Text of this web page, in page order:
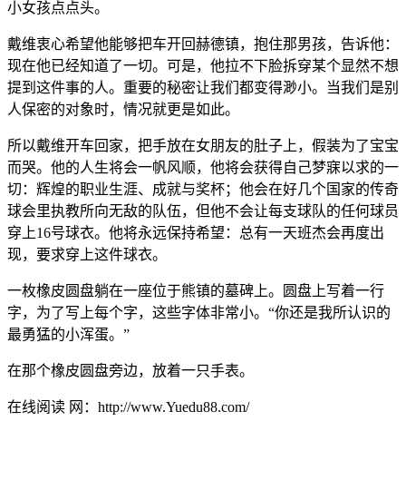
小女孩点点头。
戴维衷心希望他能够把车开回赫德镇，抱住那男孩，告诉他：
现在他已经知道了一切。可是，他拉不下脸拆穿某个显然不想
提到这件事的人。重要的秘密让我们都变得渺小。当我们是别
人保密的对象时，情况就更是如此。
所以戴维开车回家，把手放在女朋友的肚子上，假装为了宝宝
而哭。他的人生将会一帆风顺，他将会获得自己梦寐以求的一
切：辉煌的职业生涯、成就与奖杯；他会在好几个国家的传奇
球会里执教所向无敌的队伍，但他不会让每支球队的任何球员
穿上16号球衣。他将永远保持希望：总有一天班杰会再度出
现，要求穿上这件球衣。
一枚橡皮圆盘躺在一座位于熊镇的墓碑上。圆盘上写着一行
字，为了写上每个字，这些字体非常小。“你还是我所认识的
最勇猛的小浑蛋。”
在那个橡皮圆盘旁边，放着一只手表。
在线阅读 网：http://www.Yuedu88.com/